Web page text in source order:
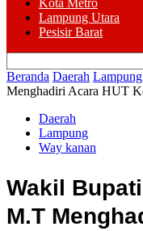
Kota Metro
Lampung Utara
Pesisir Barat
Beranda Daerah Lampung
Menghadiri Acara HUT
Daerah
Lampung
Way kanan
Wakil
M.T